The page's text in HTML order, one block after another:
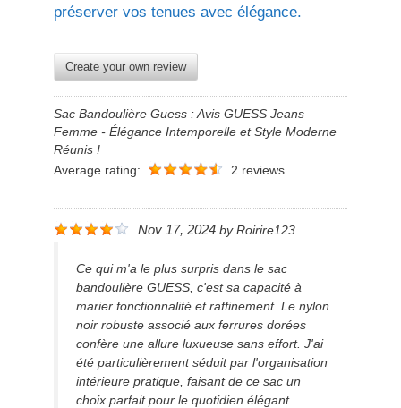
préserver vos tenues avec élégance.
Create your own review
Sac Bandoulière Guess : Avis GUESS Jeans
Femme - Élégance Intemporelle et Style Moderne
Réunis !
Average rating:
2 reviews
Nov 17, 2024 by Roirire123
Ce qui m'a le plus surpris dans le sac
bandoulière GUESS, c'est sa capacité à
marier fonctionnalité et raffinement. Le nylon
noir robuste associé aux ferrures dorées
confère une allure luxueuse sans effort. J'ai
été particulièrement séduit par l'organisation
intérieure pratique, faisant de ce sac un
choix parfait pour le quotidien élégant.